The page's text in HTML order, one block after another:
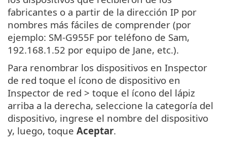
fabricantes o a partir de la dirección IP por
nombres más fáciles de comprender (por
ejemplo: SM-G955F por teléfono de Sam,
192.168.1.52 por equipo de Jane, etc.).
Para renombrar los dispositivos en Inspector
de red toque el ícono de dispositivo en
Inspector de red > toque el ícono del lápiz
arriba a la derecha, seleccione la categoría del
dispositivo, ingrese el nombre del dispositivo
y, luego, toque Aceptar.